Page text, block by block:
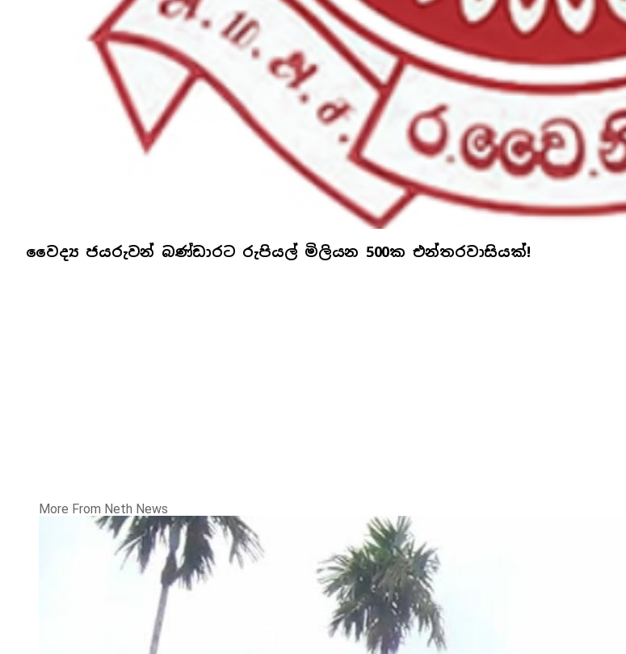
වෛද්‍ය ජයරුවන් බණ්ඩාරට රුපියල් මිලියන 500ක එන්තරවාසියක්!
More From Neth News